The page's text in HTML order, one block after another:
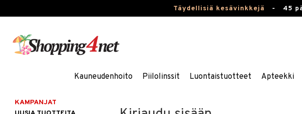
Täydellisiä kesävinkkejä - 45
Kauneudenhoito Piilolinssit Luontaistuotteet Apteekki
KAMPANJAT